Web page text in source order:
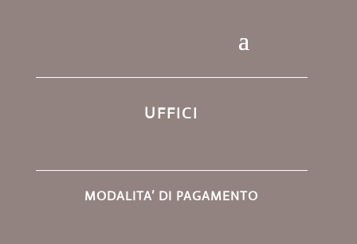
UFFICI
MODALITA’ DI PAGAMENTO